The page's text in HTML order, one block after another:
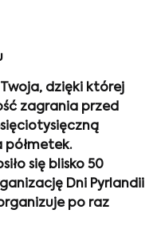
Twoja, dzięki której
zagrania przed
półmetek.
się blisko 50
Dni Pyrlandii
po raz